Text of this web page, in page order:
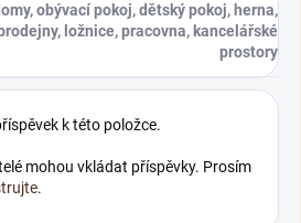
obývací pokoj, dětský pokoj, herna,
ložnice, pracovna, kancelářské
prostory
k této položce.
mohou vkládat příspěvky. Prosím
.